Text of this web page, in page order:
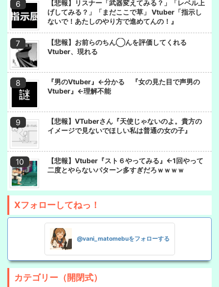
【悲報】リスナー「武器変えてみる？」「レベル上
げしてみる？」「まだここで草」 Vtuber「指示し
ないで！あたしのやり方で進めてんの！』
【悲報】お前らのちん◯んを評価してくれる
Vtuber、現れる
『男のVtuber』←分かる 『女の見た目で声男の
Vtuber』←理解不能
【悲報】VTuberさん『天使じゃないのよ。貴方の
イメージで見ないでほしい私は普通の女の子』
【悲報】Vtuber『スト６やってみる』←1回やって
二度とやらないパターン多すぎだろｗｗｗｗ
Xフォローしてねっ！
@vani_matomebuをフォローする
カテゴリー（開閉式）